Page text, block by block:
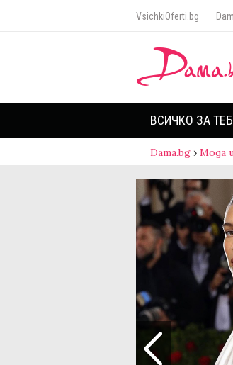
VsichkiOferti.bg
ВСИЧКО ЗА ТЕБ
Dama.bg › Мода